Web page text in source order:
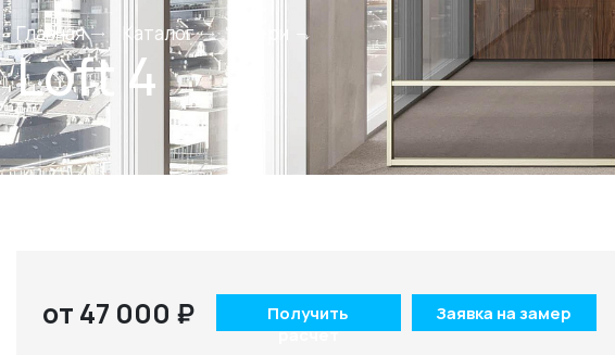
Главная Каталог Двери
Loft 4
от 47 000 ₽
Получить
расчет
Заявка на замер